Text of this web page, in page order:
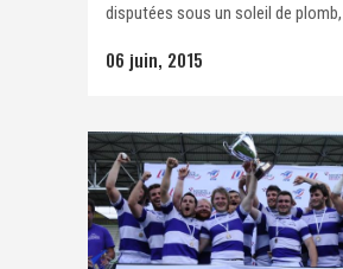
disputées sous un soleil de
06 juin, 2015